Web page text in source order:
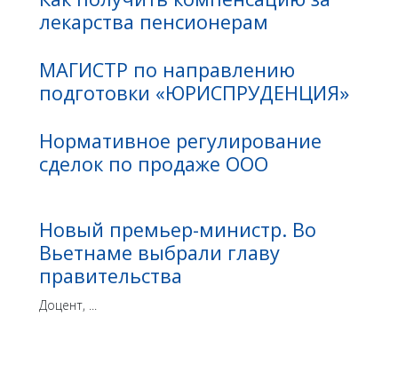
лекарства пенсионерам
МАГИСТР по направлению
подготовки «ЮРИСПРУДЕНЦИЯ»
Нормативное регулирование
сделок по продаже ООО
Новый премьер-министр. Во
Вьетнаме выбрали главу
правительства
Доцент, ...